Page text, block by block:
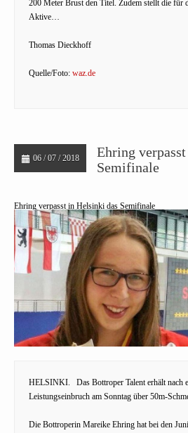
200 Meter Brust den Titel. Zudem stellt die für
Aktive…
Thomas Dieckhoff
Quelle/Foto: waz.de
06 / 07 / 2018
Ehring
Semifinale
Ehring verpasst in Helsinki das Semifinale
HELSINKI.
Das Bottroper Talent erhält nach
Leistungseinbruch am Sonntag über 50m-
Die Bottroperin Mareike Ehring hat bei den